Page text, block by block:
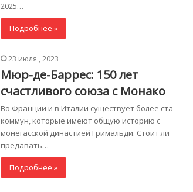
2025…
Подробнее »
23 июля , 2023
Мюр-де-Баррес: 150 лет
счастливого союза с Монако
Во Франции и в Италии существует более ста
коммун, которые имеют общую историю с
монегасской династией Гримальди. Стоит ли
предавать…
Подробнее »